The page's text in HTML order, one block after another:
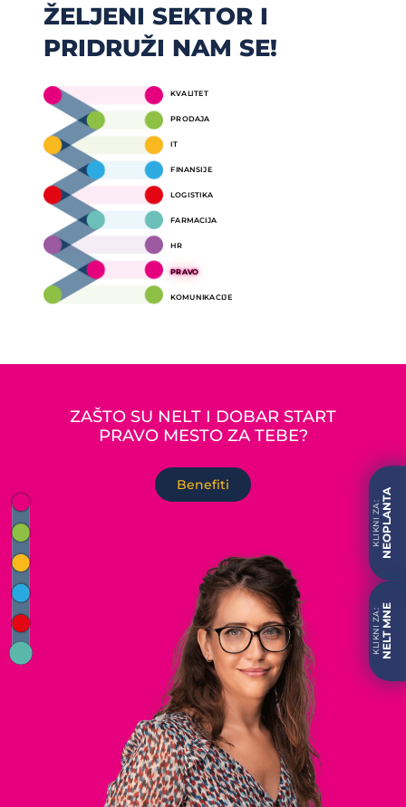
ŽELJENI SEKTOR I
PRIDRUŽI NAM SE!
KVALITET
PRODAJA
IT
FINANSIJE
LOGISTIKA
FARMACIJA
HR
PRAVO
KOMUNIKACIJE
ZAŠTO SU NELT I DOBAR START
PRAVO MESTO ZA TEBE?
Benefiti
NELT MNE
NEOPLANTA